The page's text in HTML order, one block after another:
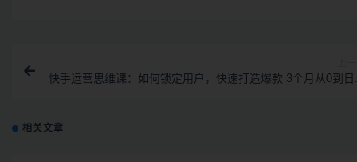
快手运营思维课：如何锁定用户，快速打造爆款 3个月从0到日
相关文章